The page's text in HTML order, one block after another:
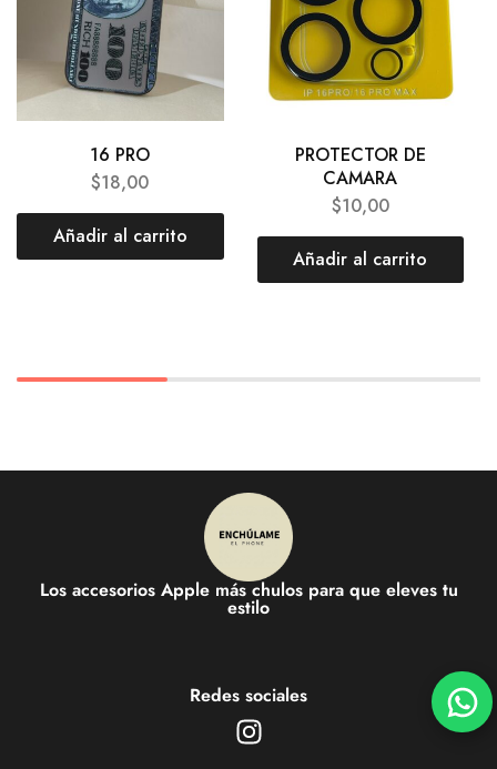
16 PRO
$18,00
Añadir al carrito
PROTECTOR DE
CAMARA
$10,00
Añadir al carrito
Los accesorios Apple más chulos para que eleves tu
estilo
Redes sociales